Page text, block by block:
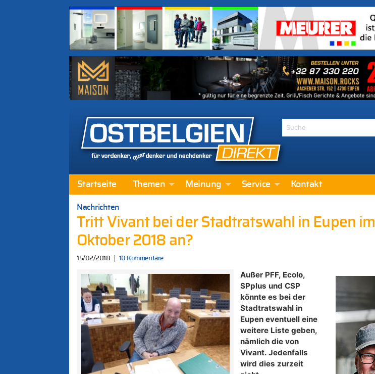
Startseite Themen Meinung Service Kontakt
Nachrichten
Tritt Vivant bei der Stadtratswahl in Eupen im
Oktober 2018 an?
15/02/2018 10 Kommentare
Außer PFF, Ecolo,
SPplus und CSP
könnte es bei der
Stadtratswahl in
Eupen eventuell eine
weitere Liste geben,
nämlich die von
Vivant. Jedenfalls
wird dies zurzeit